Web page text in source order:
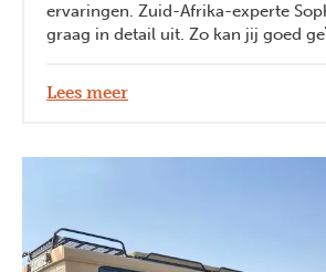
ervaringen. Zuid-Afrika-experte
graag in detail uit. Zo kan jij goed
Lees meer